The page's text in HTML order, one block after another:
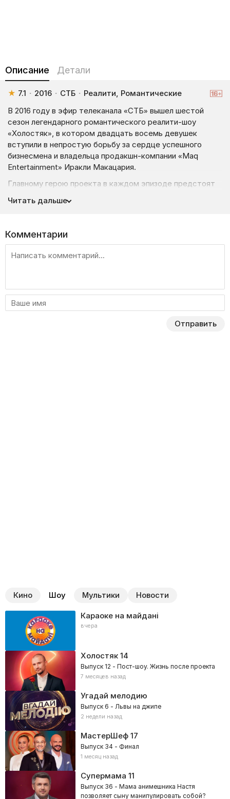
Описание Детали
★ 7.1 · 2016 · СТБ · Реалити, Романтические
В 2016 году в эфир телеканала «СТБ» вышел шестой
сезон легендарного романтического реалити-шоу
«Холостяк», в котором двадцать восемь девушек
вступили в непростую борьбу за сердце успешного
бизнесмена и владельца продакшн-компании «Maq
Entertainment» Иракли Макацария.
Главному герою проекта в каждом эпизоде предстоят
на один, так и коллективные свидания, чтобы в живом
С каждым днем между ними будет налаживаться связь
и кому-то из прекрасных женщин удастся зацепить
красавчика и привлечь к себе особое внимание.
будут проходить насыщено, ярко, неординарно
и эмоционально.
Макацария? Как будут развиваться отношения между
Читать дальше
Комментарии
Отправить
Кино Шоу Мультики Новости
Караоке на майдані
вчера
Холостяк14
Выпуск 12 - Пост-шоу. Жизнь после проекта
7 месяцев назад
Угадай мелодию
Выпуск 6 - Львы на джипе
2 недели назад
МастерШеф17
Выпуск 34 - Финал
1 месяц назад
Супермама 11
Выпуск 36 - Мама анимешника Настя
позволяет сыну манипулировать собой?